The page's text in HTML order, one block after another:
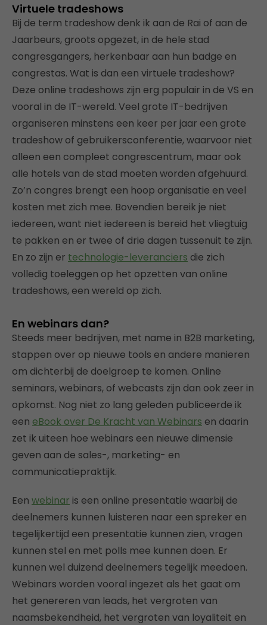
Virtuele tradeshows
Bij de term tradeshow denk ik aan de Rai of aan de
Jaarbeurs, groots opgezet, in de hele stad
congresgangers, herkenbaar aan hun badge en
congrestas. Wat is dan een virtuele tradeshow?
Deze online tradeshows zijn erg populair in de VS en
vooral in de IT-wereld. Veel grote IT-bedrijven
organiseren minstens een keer per jaar een grote
tradeshow of gebruikersconferentie, waarvoor niet
alleen een compleet congrescentrum, maar ook
alle hotels van de stad moeten worden afgehuurd.
Zo’n congres brengt een hoop organisatie en veel
kosten met zich mee. Bovendien bereik je niet
iedereen, want niet iedereen is bereid het vliegtuig
te pakken en er twee of drie dagen tussenuit te zijn.
En zo zijn er technologie-leveranciers die zich
volledig toeleggen op het opzetten van online
tradeshows, een wereld op zich.
En webinars dan?
Steeds meer bedrijven, met name in B2B marketing,
stappen over op nieuwe tools en andere manieren
om dichterbij de doelgroep te komen. Online
seminars, webinars, of webcasts zijn dan ook zeer in
opkomst. Nog niet zo lang geleden publiceerde ik
een eBook over De Kracht van Webinars en daarin
zet ik uiteen hoe webinars een nieuwe dimensie
geven aan de sales-, marketing- en
communicatiepraktijk.
Een webinar is een online presentatie waarbij de
deelnemers kunnen luisteren naar een spreker en
tegelijkertijd een presentatie kunnen zien, vragen
kunnen stel en met polls mee kunnen doen. Er
kunnen wel duizend deelnemers tegelijk meedoen.
Webinars worden vooral ingezet als het gaat om
het genereren van leads, het vergroten van
naamsbekendheid, het vergroten van loyaliteit en